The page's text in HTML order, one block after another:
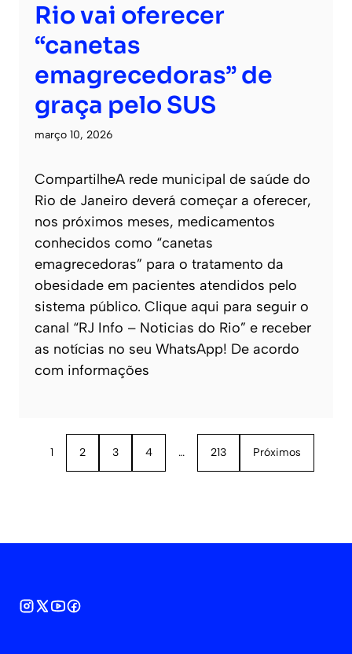
Rio vai oferecer
“canetas
emagrecedoras” de
graça pelo SUS
março 10, 2026
CompartilheA rede municipal de saúde do
Rio de Janeiro deverá começar a oferecer,
nos próximos meses, medicamentos
conhecidos como “canetas
emagrecedoras” para o tratamento da
obesidade em pacientes atendidos pelo
sistema público. Clique aqui para seguir o
canal “RJ Info – Noticias do Rio” e receber
as notícias no seu WhatsApp! De acordo
com informações
1 2 3 4 … 213 Próximos